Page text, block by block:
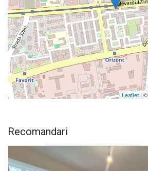
Leaflet| ©
Recomandari